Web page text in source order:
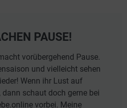
PAUSE!
vorübergehend Pause.
und vielleicht sehen
Wenn ihr Lust auf
schaut doch gerne bei
vorbei. Meine